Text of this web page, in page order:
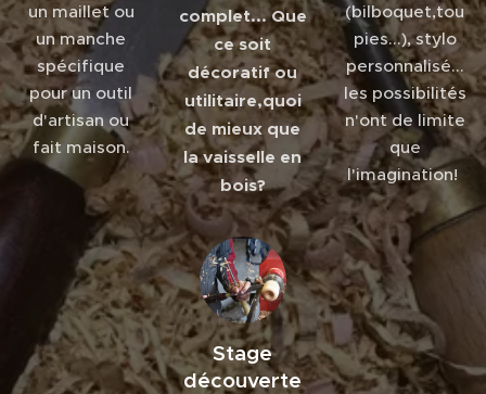
un maillet ou
un manche
spécifique
pour un outil
d'artisan ou
fait maison.
complet... Que
ce soit
décoratif ou
utilitaire,quoi
de mieux que
la vaisselle en
bois?
(bilboquet,tou
pies...), stylo
personnalisé...
les possibilités
n'ont de limite
que
l'imagination!
Stage
découverte